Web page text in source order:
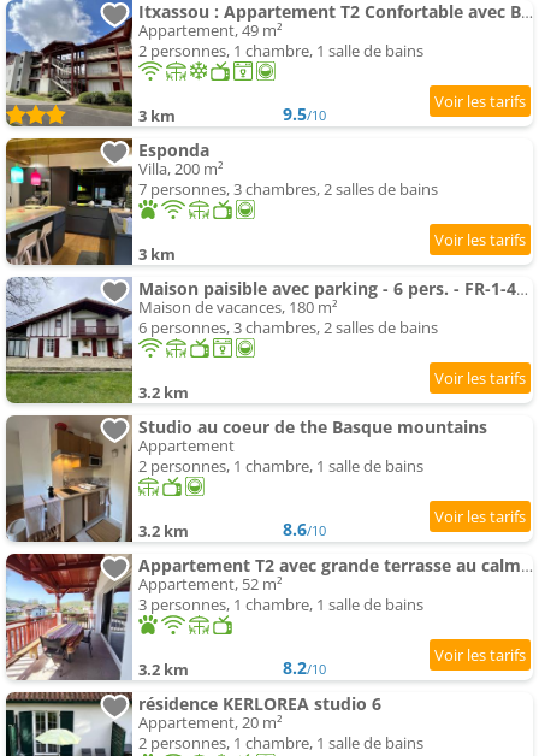
Itxassou : Appartement T2 Confortable avec Balcon - FR-1-495-47
Appartement, 49 m²
2 personnes, 1 chambre, 1 salle de bains
3 km 9.5/10
Esponda
Villa, 200 m²
7 personnes, 3 chambres, 2 salles de bains
3 km
Maison paisible avec parking - 6 pers. - FR-1-495-158
Maison de vacances, 180 m²
6 personnes, 3 chambres, 2 salles de bains
3.2 km
Studio au coeur de the Basque mountains
Appartement
2 personnes, 1 chambre, 1 salle de bains
3.2 km 8.6/10
Appartement T2 avec grande terrasse au calme - Pays Basque
Appartement, 52 m²
3 personnes, 1 chambre, 1 salle de bains
3.2 km 8.2/10
résidence KERLOREA studio 6
Appartement, 20 m²
2 personnes, 1 chambre, 1 salle de bains